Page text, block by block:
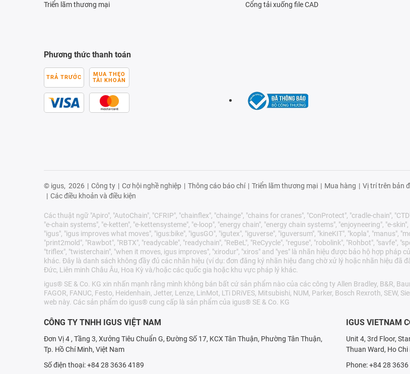
Triển lãm thương mại
Cổng tải xuống file CAD
Phương thức thanh toán
TRẢ TRƯỚC
MUA THEO
TÀI KHOẢN
© igus, 2026 | Công ty | Cơ hội nghề nghiệp | Thông cáo báo chí | Triển lãm thương mại | Mua hàng | Vị trí trên bản
| Các điều khoản và điều kiện
Các thuật ngữ "Apiro", "AutoChain", "CFRIP", "chainflex", "chainge", "chains for cranes", "ConProtect", "cradle-chain",
"e-chain systems", "e-ketten", "e-kettensysteme", "e-loop", "energy chain", "energy chain systems", "enjoyneering", "e-
"igus", "igus improves what moves", "igus:bike", "igusGO", "igutex", "iguverse", "iguversum", "kineKIT", "kopla",
"print2mold", "Rawbot", "RBTX", "readycable", "readychain", "ReBeL", "ReCyycle", "reguse", "robolink", "Rohbot", "savfe",
"triflex", "twisterchain", "when it moves, igus improves", "xirodur", "xiros" and "yes" là nhãn hiệu được bảo hộ hợp pháp
khác. Đây là danh sách không đầy đủ các nhãn hiệu (ví dụ: đơn đăng ký nhãn hiệu đang chờ xử lý hoặc nhãn hiệu đã
Đức, Liên minh Châu Âu, Hoa Kỳ và/hoặc các quốc gia hoặc khu vực pháp lý khác.
igus® SE & Co. KG xin nhấn mạnh rằng mình không bán bất cứ sản phẩm nào của các công ty Allen Bradley, B&R,
FAGOR, FANUC, Festo, Heidenhain, Jetter, Lenze, LinMot, LTi DRiVES, Mitsubishi, NUM, Parker, Bosch Rexroth,
web này. Các sản phẩm do igus® cung cấp là sản phẩm của igus® SE & Co. KG
CÔNG TY TNHH IGUS VIỆT NAM
Đơn Vị 4 , Tầng 3, Xưởng Tiêu Chuẩn G, Đường Số 17, KCX Tân Thuận, Phường Tân Thuận,
Tp. Hồ Chí Minh, Việt Nam
Số điện thoại: +84 28 3636 4189
IGUS VIETNAM
Unit 4, 3rd Floor,
Thuan Ward, Ho
Phone: +84 28